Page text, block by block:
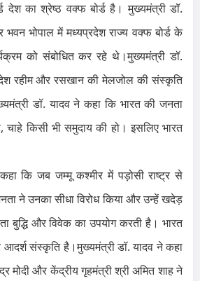
देश का श्रेष्ठ वक्फ बोर्ड है। मुख्यमंत्री डॉ.
भवन भोपाल में मध्यप्रदेश राज्य वक्फ बोर्ड के
को संबोधित कर रहे थे।मुख्यमंत्री डॉ.
देश रहीम और रसखान की मेलजोल की संस्कृति
डॉ. यादव ने कहा कि भारत की जनता
चाहे किसी भी समुदाय की हो। इसलिए भारत
कि जब जम्मू कश्मीर में पड़ोसी राष्ट्र से
ने उनका सीधा विरोध किया और उन्हें खदेड़
बुद्धि और विवेक का उपयोग करती है। भारत
आदर्श संस्कृति है।मुख्यमंत्री डॉ. यादव ने कहा
मोदी और केंद्रीय गृहमंत्री श्री अमित शाह ने